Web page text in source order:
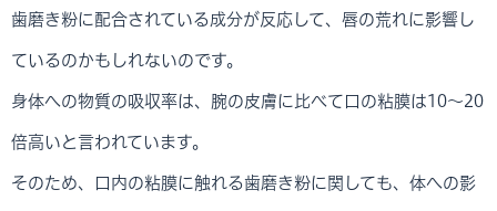
歯磨き粉に配合されている成分が反応して、唇の荒れに影響し
ているのかもしれないのです。
身体への物質の吸収率は、腕の皮膚に比べて口の粘膜は10～20
倍高いと言われています。
そのため、口内の粘膜に触れる歯磨き粉に関しても、体への影